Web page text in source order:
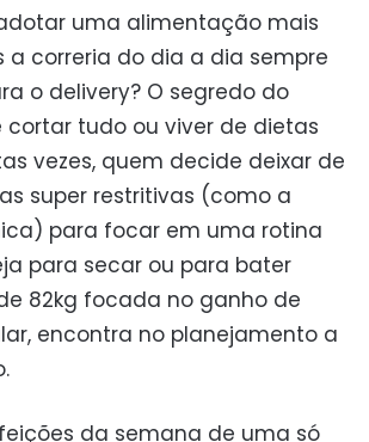
uma alimentação mais
a correria do dia a dia sempre
o delivery? O segredo do
cortar tudo ou viver de dietas
vezes, quem decide deixar de
super restritivas (como a
para focar em uma rotina
para secar ou para bater
82kg focada no ganho de
encontra no planejamento a
da semana de uma só